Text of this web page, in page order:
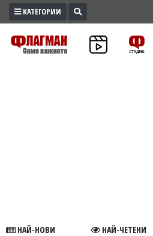
ПРОМО
ЗОНА
КАТЕГОРИИ
НАЙ-НОВИ НАЙ-ЧЕТЕНИ